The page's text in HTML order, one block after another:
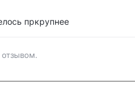
пркрупнее